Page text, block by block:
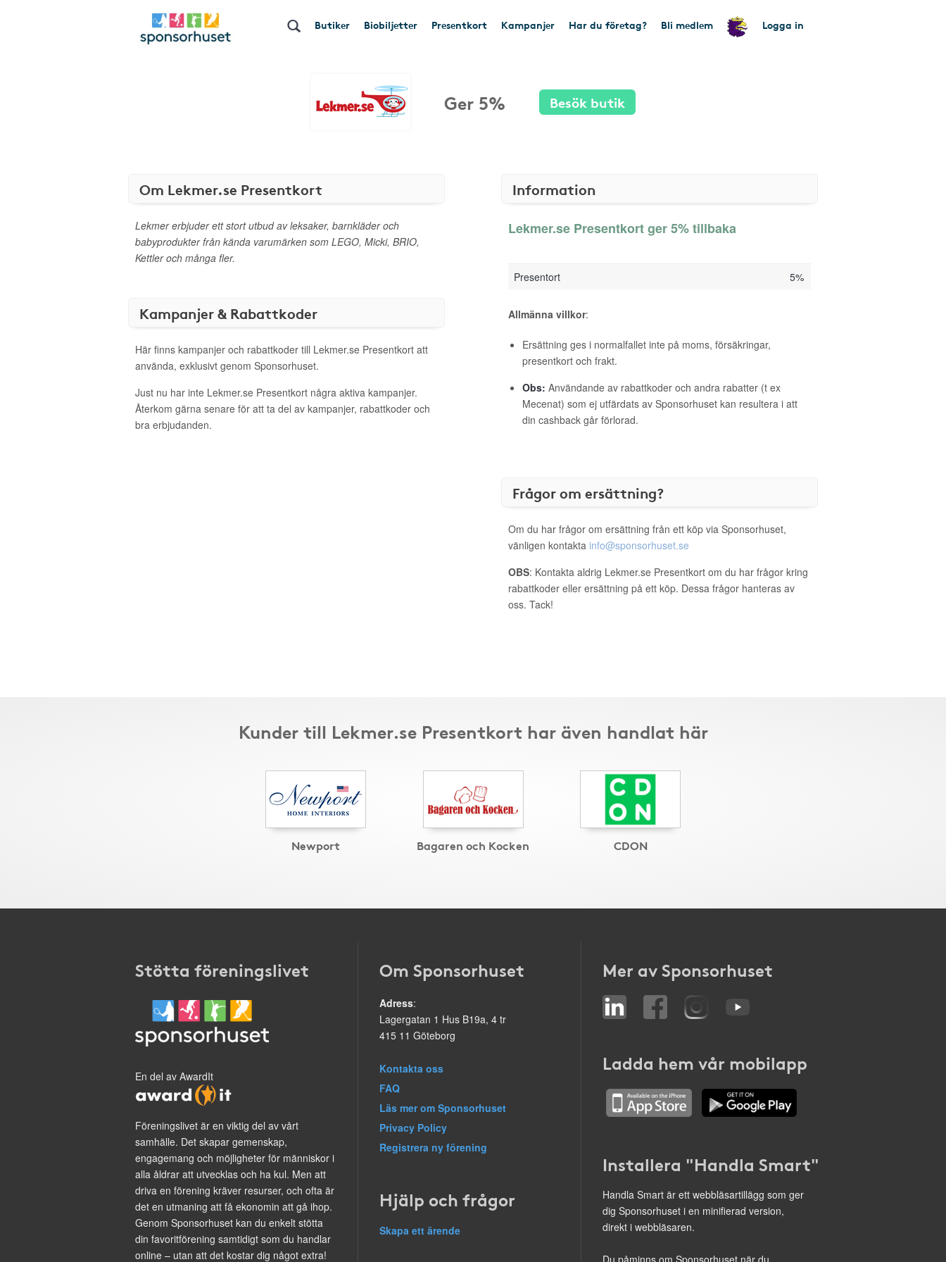
Butiker Biobiljetter Presentkort Kampanjer Har du företag? Bli medlem Logga in
Ger 5% Besök butik
Om Lekmer.se Presentkort
Lekmer erbjuder ett stort utbud av leksaker, barnkläder och
babyprodukter från kända varumärken som LEGO, Micki, BRIO,
Kettler och många fler.
Kampanjer & Rabattkoder
Här finns kampanjer och rabattkoder till Lekmer.se Presentkort att
använda, exklusivt genom Sponsorhuset.
Just nu har inte Lekmer.se Presentkort några aktiva kampanjer.
Återkom gärna senare för att ta del av kampanjer, rabattkoder och
bra erbjudanden.
Information
Lekmer.se Presentkort ger 5% tillbaka
Presentort 5%
Allmänna villkor:
Ersättning ges i normalfallet inte på moms, försäkringar,
presentkort och frakt.
Obs: Användande av rabattkoder och andra rabatter (t ex
Mecenat) som ej utfärdats av Sponsorhuset kan resultera i att
din cashback går förlorad.
Frågor om ersättning?
Om du har frågor om ersättning från ett köp via Sponsorhuset,
vänligen kontakta info@sponsorhuset.se
OBS: Kontakta aldrig Lekmer.se Presentkort om du har frågor kring
rabattkoder eller ersättning på ett köp. Dessa frågor hanteras av
oss. Tack!
Kunder till Lekmer.se Presentkort har även handlat här
Newport Bagaren och Kocken CDON
Stötta föreningslivet
En del av AwardIt
Föreningslivet är en viktig del av vårt
samhälle. Det skapar gemenskap,
engagemang och möjligheter för människor i
alla åldrar att utvecklas och ha kul. Men att
driva en förening kräver resurser, och ofta är
det en utmaning att få ekonomin att gå ihop.
Genom Sponsorhuset kan du enkelt stötta
din favoritförening samtidigt som du handlar
online – utan att det kostar dig något extra!
Om Sponsorhuset
Adress:
Lagergatan 1 Hus B19a, 4 tr
415 11 Göteborg
Kontakta oss
FAQ
Läs mer om Sponsorhuset
Privacy Policy
Registrera ny förening
Hjälp och frågor
Skapa ett ärende
Mer av Sponsorhuset
Ladda hem vår mobilapp
Installera "Handla Smart"
Handla Smart är ett webbläsartillägg som ger
dig Sponsorhuset i en minifierad version,
direkt i webbläsaren.